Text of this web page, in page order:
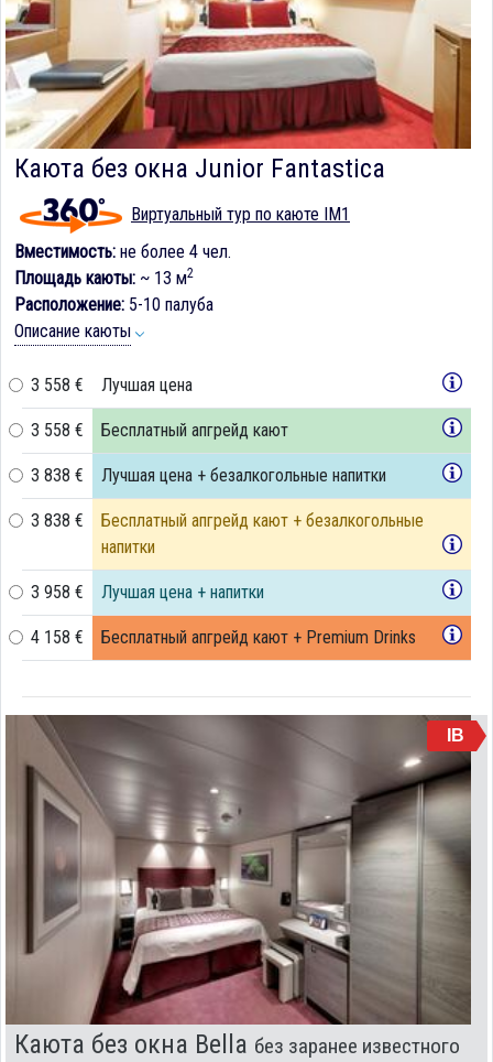
Каюта без окна Junior Fantastica
Виртуальный тур по каюте IM1
Вместимость: не более 4 чел.
Площадь каюты: ~ 13 м2
Расположение: 5-10 палуба
Описание каюты
3 558 € Лучшая цена
3 558 € Бесплатный апгрейд кают
3 838 € Лучшая цена + безалкогольные напитки
3 838 €
Бесплатный апгрейд кают + безалкогольные
напитки
3 958 € Лучшая цена + напитки
4 158 € Бесплатный апгрейд кают + Premium Drinks
IB
Каюта без окна Bella без заранее известного